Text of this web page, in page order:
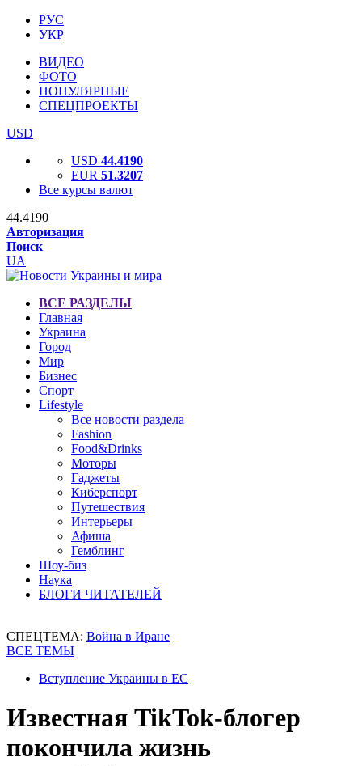
РУС
УКР
ВИДЕО
ФОТО
ПОПУЛЯРНЫЕ
СПЕЦПРОЕКТЫ
USD
USD 44.4190
EUR 51.3207
Все курсы валют
44.4190
Авторизация
Поиск
UA
ВСЕ РАЗДЕЛЫ
Главная
Украина
Город
Мир
Бизнес
Спорт
Lifestyle
Все новости раздела
Fashion
Food&Drinks
Моторы
Гаджеты
Киберспорт
Путешествия
Интерьеры
Афиша
Гемблинг
Шоу-биз
Наука
БЛОГИ ЧИТАТЕЛЕЙ
СПЕЦТЕМА: Война в Иране
ВСЕ ТЕМЫ
Вступление Украины в ЕС
Известная TikTok-блогер
покончила жизнь